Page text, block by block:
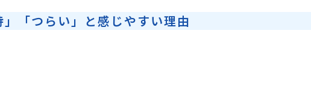
「つらい」と感じやすい理由